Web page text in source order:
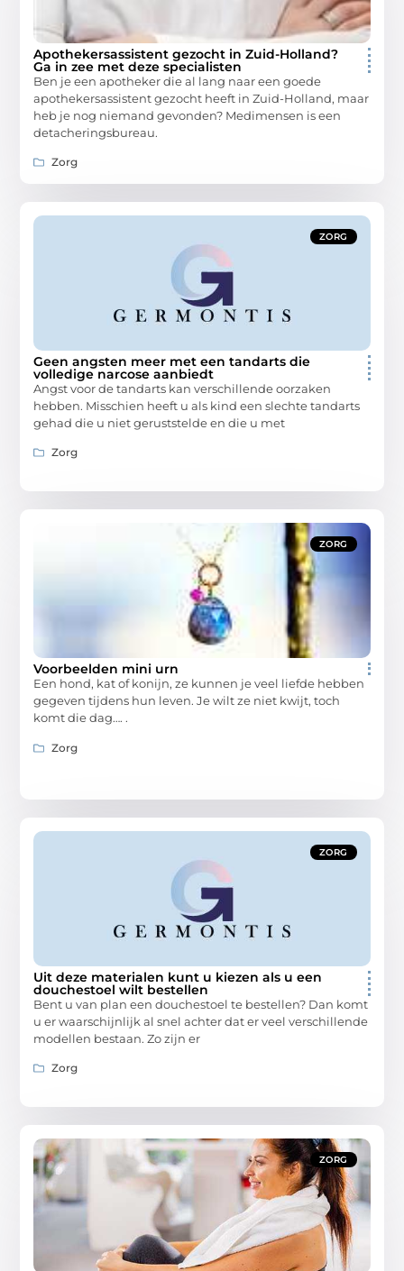
Apothekersassistent gezocht in Zuid-Holland?
Ga in zee met deze specialisten
Ben je een apotheker die al lang naar een goede
apothekersassistent gezocht heeft in Zuid-Holland, maar
heb je nog niemand gevonden? Medimensen is een
detacheringsbureau.
Zorg
ZORG
Geen angsten meer met een tandarts die
volledige narcose aanbiedt
Angst voor de tandarts kan verschillende oorzaken
hebben. Misschien heeft u als kind een slechte tandarts
gehad die u niet geruststelde en die u met
Zorg
ZORG
Voorbeelden mini urn
Een hond, kat of konijn, ze kunnen je veel liefde hebben
gegeven tijdens hun leven. Je wilt ze niet kwijt, toch
komt die dag…. .
Zorg
ZORG
Uit deze materialen kunt u kiezen als u een
douchestoel wilt bestellen
Bent u van plan een douchestoel te bestellen? Dan komt
u er waarschijnlijk al snel achter dat er veel verschillende
modellen bestaan. Zo zijn er
Zorg
ZORG